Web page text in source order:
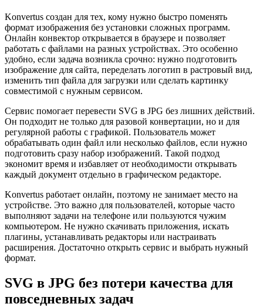
Konvertus создан для тех, кому нужно быстро поменять
формат изображения без установки сложных программ.
Онлайн конвектор открывается в браузере и позволяет
работать с файлами на разных устройствах. Это особенно
удобно, если задача возникла срочно: нужно подготовить
изображение для сайта, переделать логотип в растровый вид,
изменить тип файла для загрузки или сделать картинку
совместимой с нужным сервисом.
Сервис помогает перевести SVG в JPG без лишних действий.
Он подходит не только для разовой конвертации, но и для
регулярной работы с графикой. Пользователь может
обрабатывать один файл или несколько файлов, если нужно
подготовить сразу набор изображений. Такой подход
экономит время и избавляет от необходимости открывать
каждый документ отдельно в графическом редакторе.
Konvertus работает онлайн, поэтому не занимает место на
устройстве. Это важно для пользователей, которые часто
выполняют задачи на телефоне или пользуются чужим
компьютером. Не нужно скачивать приложения, искать
плагины, устанавливать редакторы или настраивать
расширения. Достаточно открыть сервис и выбрать нужный
формат.
SVG в JPG без потери качества для
повседневных задач